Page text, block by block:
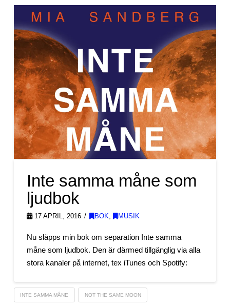
Inte samma måne som
ljudbok
17 APRIL, 2016 BOK, MUSIK
Nu släpps min bok om separation Inte samma
måne som ljudbok. Den är därmed tillgänglig via alla
stora kanaler på internet, tex iTunes och Spotify:
INTE SAMMA MÅNE NOT THE SAME MOON